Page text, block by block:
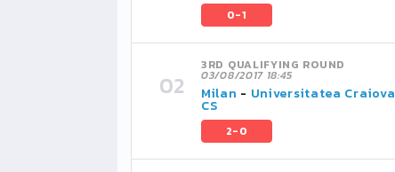
0-1
3RD QUALIFYING ROUND
03/08/2017 18:45
Milan - Universitatea Craiova
CS
2-0